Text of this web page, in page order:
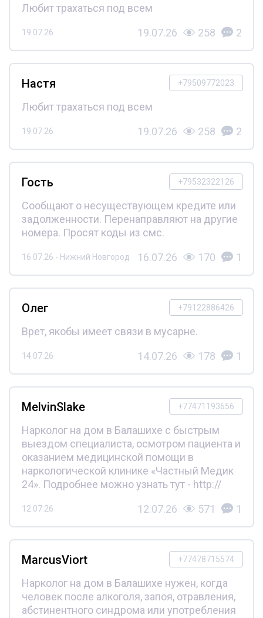
Любит трахаться под всем
19.07.26 19.07.26 258 2
+79509772023
Настя
Любит трахаться под всем
19.07.26 19.07.26 258 2
+79532322126
Гость
Сообщают о несуществующем кредите или
задолженности. Перенаправляют на другие
номера. Просят коды из смс.
16.07.26 - Нижний Новгород 16.07.26 170 1
+79122886426
Олег
Врет, якобы имеет связи в мусарне.
14.07.26 14.07.26 178 1
+77471193656
MelvinSlake
Нарколог на дом в Балашихе с быстрым
выездом специалиста, осмотром пациента и
оказанием медицинской помощи в
наркологической клинике «Частный Медик
24». Подробнее можно узнать тут - http://
12.07.26 12.07.26 571 1
+77478715574
MarcusViort
Нарколог на дом в Балашихе нужен, когда
человек после алкоголя, запоя, отравления,
абстинентного синдрома или употребления